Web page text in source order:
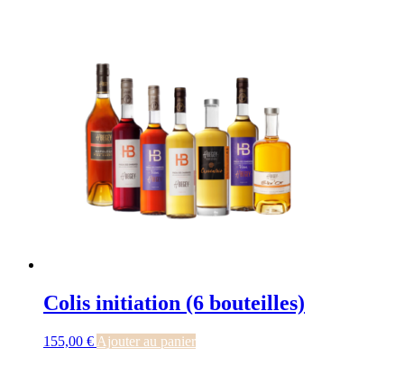
Colis initiation (6 bouteilles)
155,00 € Ajouter au panier